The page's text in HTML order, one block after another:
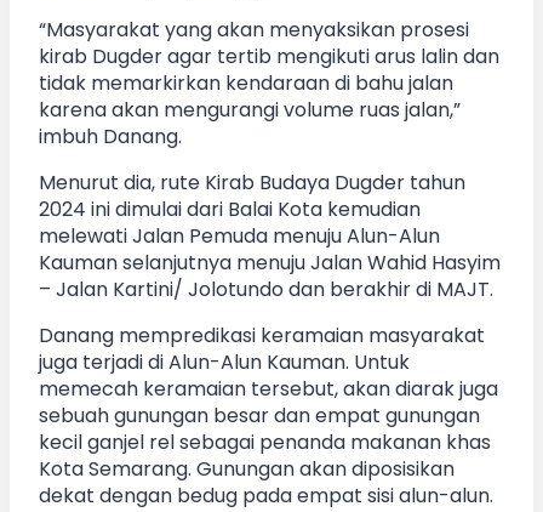
“Masyarakat yang akan menyaksikan prosesi
kirab Dugder agar tertib mengikuti arus lalin dan
tidak memarkirkan kendaraan di bahu jalan
karena akan mengurangi volume ruas jalan,”
imbuh Danang.
Menurut dia, rute Kirab Budaya Dugder tahun
2024 ini dimulai dari Balai Kota kemudian
melewati Jalan Pemuda menuju Alun-Alun
Kauman selanjutnya menuju Jalan Wahid Hasyim
– Jalan Kartini/ Jolotundo dan berakhir di MAJT.
Danang mempredikasi keramaian masyarakat
juga terjadi di Alun-Alun Kauman. Untuk
memecah keramaian tersebut, akan diarak juga
sebuah gunungan besar dan empat gunungan
kecil ganjel rel sebagai penanda makanan khas
Kota Semarang. Gunungan akan diposisikan
dekat dengan bedug pada empat sisi alun-alun.